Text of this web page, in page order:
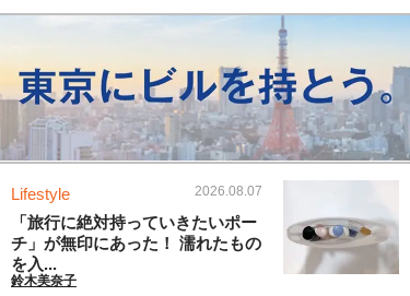
Lifestyle 2026.08.07
「旅行に絶対持っていきたいポー
チ」が無印にあった！ 濡れたもの
を入...
鈴木美奈子